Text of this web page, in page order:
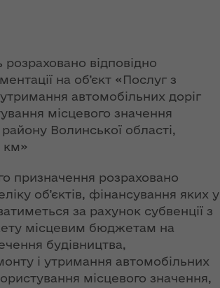
"Про
2018
заступниці голови
ОДА Вікторії
Левчук для ІА
«Конкурент»
Вікторія Левчук
про плани на
голови ОДА в
ефірі телеканалу
«Громадське
інтерактивне
телебачення»
НЕФОРМАТ:
розраховано відповідно
на об’єкт «Послуг з
автомобільних доріг
місцевого значення
Волинської області,
км»
призначення розраховано
об’єктів, фінансування яких у
за рахунок субвенції з
місцевим бюджетам на
будівництва,
і утримання автомобільних
місцевого значення,